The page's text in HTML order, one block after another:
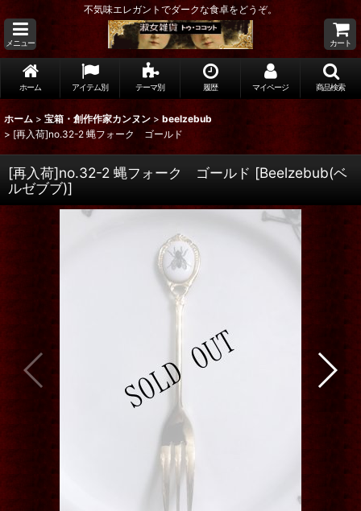
不気味エレガントでダークな食卓をどうぞ。
メニュー カート
ホーム アイテム別 テーマ別 履歴 マイページ 商品検索
ホーム > 宝箱・創作作家カンヌン > beelzebub
> [再入荷]no.32-2 蝿フォーク ゴールド
[再入荷]no.32-2 蝿フォーク ゴールド [Beelzebub(ベ
ルゼブブ)]